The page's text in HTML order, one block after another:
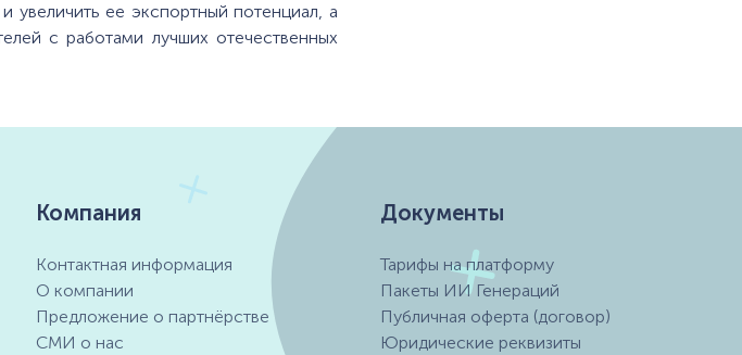
увеличить ее экспортный потенциал, а
с работами лучших отечественных
Компания
Контактная информация
О компании
Предложение о партнёрстве
СМИ о нас
Документы
Тарифы на платформу
Пакеты ИИ Генераций
Публичная оферта (договор)
Юридические реквизиты